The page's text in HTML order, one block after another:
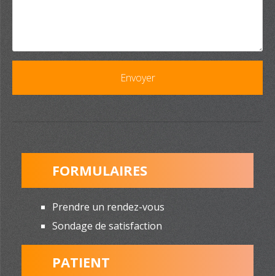
FORMULAIRES
Prendre un rendez-vous
Sondage de satisfaction
PATIENT